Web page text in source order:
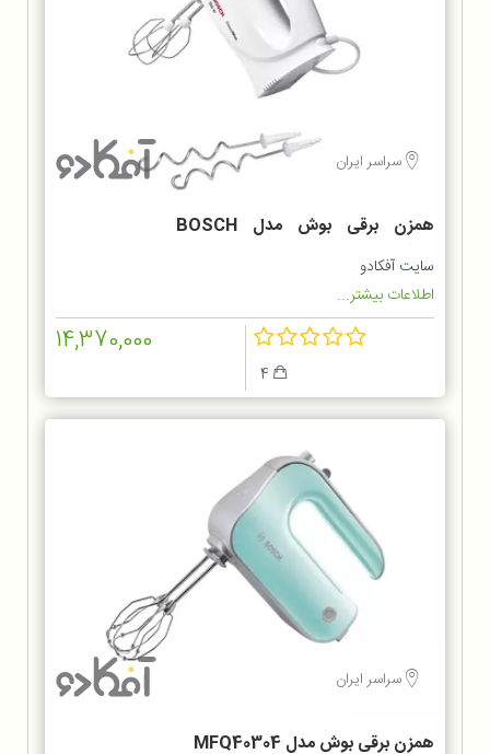
سراسر ایران
همزن برقی بوش مدل BOSCH
MFQ3010
سایت آفکادو
اطلاعات بیشتر...
14,370,000
سراسر ایران
همزن برقی بوش مدل MFQ40304